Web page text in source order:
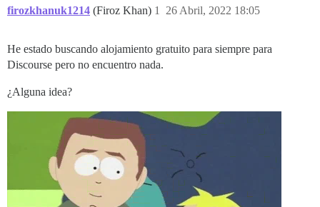
firozkhanuk1214 (Firoz Khan) 26 Abril, 2022 18:05
1
He estado buscando alojamiento gratuito para siempre para
Discourse pero no encuentro nada.
¿Alguna idea?